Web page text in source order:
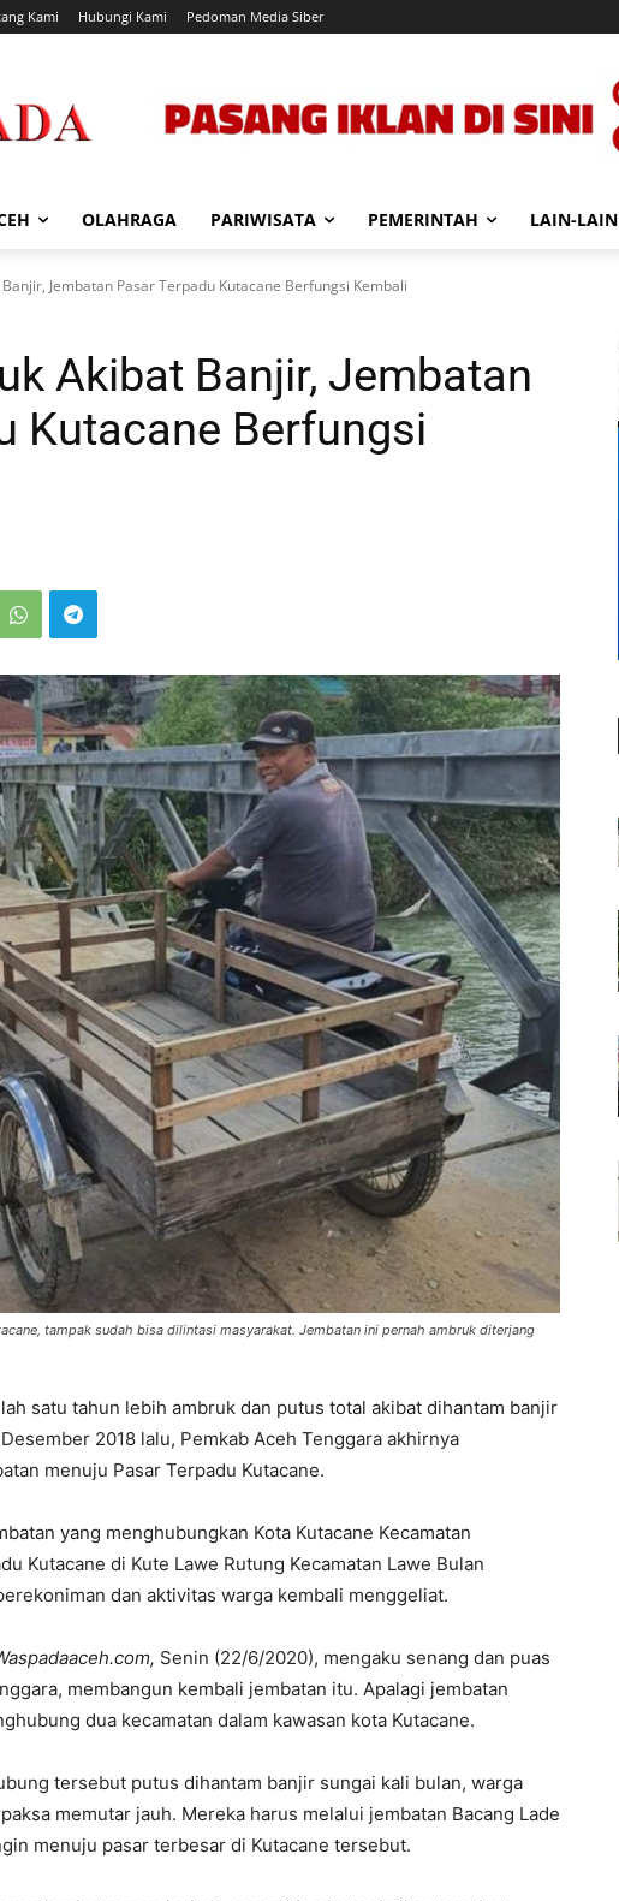
Kami Hubungi Kami Pedoman Media Siber
OLAHRAGA PARIWISATA PEMERINTAH LAIN-LAIN
Jembatan Pasar Terpadu Kutacane Berfungsi Kembali
Akibat Banjir, Jembatan
Kutacane Berfungsi
tampak sudah bisa dilintasi masyarakat. Jembatan ini pernah ambruk diterjang
satu tahun lebih ambruk dan putus total akibat dihantam banjir
2018 lalu, Pemkab Aceh Tenggara akhirnya
menuju Pasar Terpadu Kutacane.
yang menghubungkan Kota Kutacane Kecamatan
Kutacane di Kute Lawe Rutung Kecamatan Lawe Bulan
dan aktivitas warga kembali menggeliat.
Senin (22/6/2020), mengaku senang dan puas
membangun kembali jembatan itu. Apalagi jembatan
dua kecamatan dalam kawasan kota Kutacane.
tersebut putus dihantam banjir sungai kali bulan, warga
memutar jauh. Mereka harus melalui jembatan Bacang Lade
menuju pasar terbesar di Kutacane tersebut.